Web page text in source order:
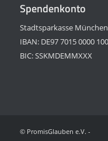
Spendenkonto
Stadtsparkasse München
IBAN: DE97 7015 0000
BIC: SSKMDEMMXXX
© PromisGlauben e.V. -